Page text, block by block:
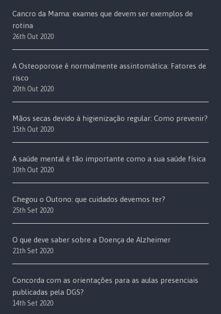
Cancro da Mama: exames que devem ser exemplos de
rotina
26th Out 2020
A Osteoporose é normalmente assintomática: Fatores de
risco
20th Out 2020
Mãos secas devido à higienização regular: Como prevenir?
15th Out 2020
A saúde mental é tão importante como a sua saúde física
10th Out 2020
Chegou o Outono: que cuidados devemos ter?
25th Set 2020
O que deve saber sobre a Doença de Alzheimer
21th Set 2020
Concorda com as orientações para as aulas presenciais
publicadas pela DGS?
14th Set 2020